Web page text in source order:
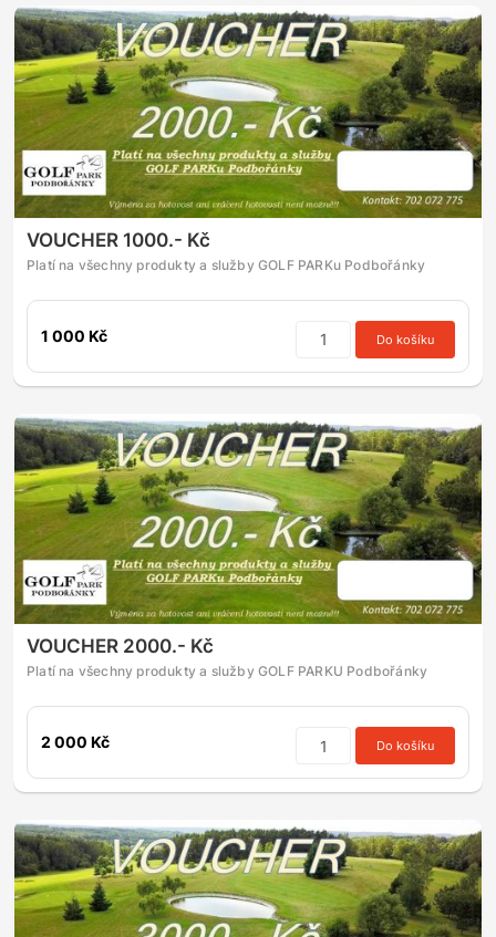
VOUCHER 1000.- Kč
Platí na všechny produkty a služby GOLF PARKu Podbořánky
1 000 Kč Do košíku
VOUCHER 2000.- Kč
Platí na všechny produkty a služby GOLF PARKU Podbořánky
2 000 Kč Do košíku